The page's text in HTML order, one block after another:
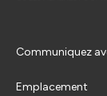
Communiquez
Emplacement